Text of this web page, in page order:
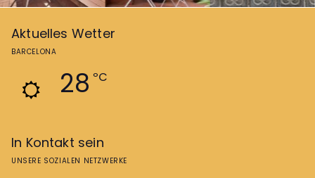
Aktuelles Wetter
BARCELONA
28ºC
In Kontakt sein
UNSERE SOZIALEN NETZWERKE